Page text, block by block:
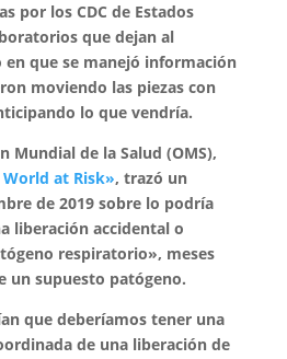
por los CDC de Estados
que dejan al
que se manejó información
moviendo las piezas con
lo que vendría.
Mundial de la Salud (OMS),
at Risk», trazó un
de 2019 sobre lo podría
liberación accidental o
respiratorio», meses
un supuesto patógeno.
que deberíamos tener una
de una liberación de